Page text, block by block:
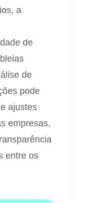
a
de
de
pode
ajustes
empresas,
entre os